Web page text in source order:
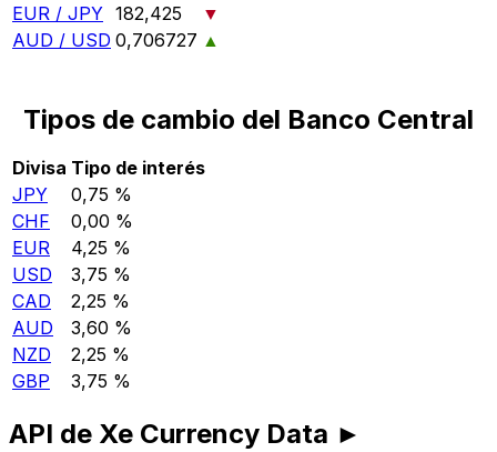
EUR / JPY 182,425
▼
AUD / USD 0,706727 ▲
Tipos de cambio del Banco Central
Divisa Tipo de interés
JPY
0,75 %
CHF
0,00 %
EUR
4,25 %
USD
3,75 %
CAD
2,25 %
AUD
3,60 %
NZD
2,25 %
GBP
3,75 %
API de Xe Currency Data ►